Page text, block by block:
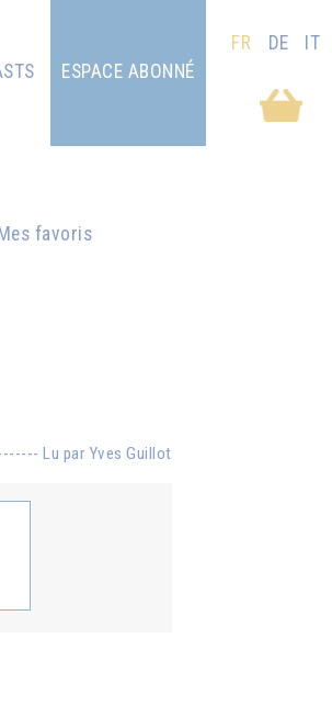
ESPACE ABONNÉ
FR DE IT
Mes favoris
Lu par Yves Guillot